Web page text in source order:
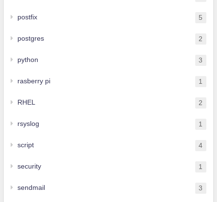
postfix 5
postgres 2
python 3
rasberry pi 1
RHEL 2
rsyslog 1
script 4
security 1
sendmail 3